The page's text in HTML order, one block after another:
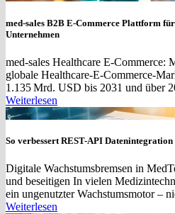
med-sales B2B E-Commerce Plattform
Unternehmen
med-sales Healthcare E-Commerce:
globale Healthcare-E-Commerce-
1.135 Mrd. USD bis 2031 und über
Weiterlesen
So verbessert REST-API
Digitale Wachstumsbremsen in
und beseitigen In vielen
ein ungenutzter Wachstumsmotor –
Weiterlesen